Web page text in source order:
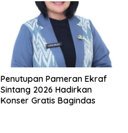
Penutupan Pameran Ekraf
Sintang 2026 Hadirkan
Konser Gratis Bagindas